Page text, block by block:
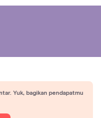
Yuk, bagikan pendapatmu